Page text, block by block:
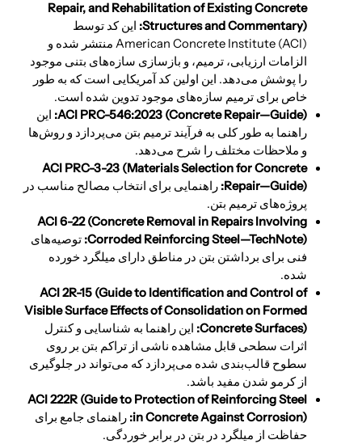
Repair, and Rehabilitation of Existing Concrete
Structures and Commentary):
این کد توسط
American Concrete Institute (ACI) منتشر شده و
الزامات ارزیابی، ترمیم، و بازسازی سازه‌های بتنی موجود
را پوشش می‌دهد. این اولین کد آمریکایی است که به طور
خاص برای ترمیم سازه‌های موجود تدوین شده است.
ACI PRC-546:2023 (Concrete Repair—Guide):
این
راهنما به طور کلی به فرآیند ترمیم بتن می‌پردازد و روش‌ها
و ملاحظات مختلف را شرح می‌دهد.
ACI PRC-3-23 (Materials Selection for Concrete
Repair—Guide):
راهنمایی برای انتخاب مصالح مناسب در
پروژه‌های ترمیم بتن.
ACI 6-22(Concrete Removal in Repairs Involving
Corroded Reinforcing Steel—TechNote):
توصیه‌های
فنی برای برداشتن بتن در مناطق دارای میلگرد خورده
شده.
ACI 2R-15 (Guide to Identification and Control of
Visible Surface Effects of Consolidation on Formed
Concrete Surfaces):
این راهنما به شناسایی و کنترل
اثرات سطحی قابل مشاهده ناشی از تراکم بتن بر روی
سطوح قالب‌بندی شده می‌پردازد که می‌تواند در جلوگیری
از کرمو شدن مفید باشد.
ACI 222R (Guide to Protection of Reinforcing Steel
in Concrete Against Corrosion):
راهنمای جامع برای
حفاظت از میلگرد در بتن در برابر خوردگی.